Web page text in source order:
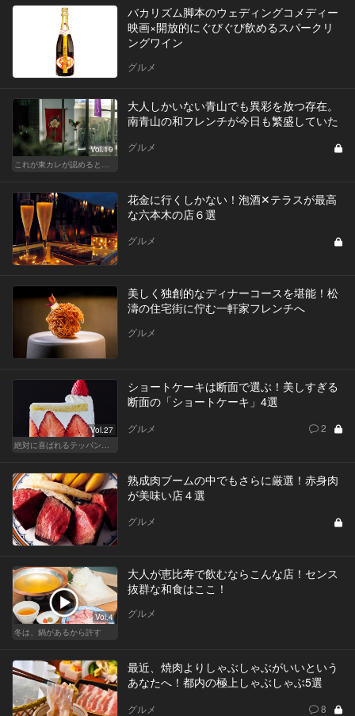
バカリズム脚本のウェディングコメディー
映画×開放的にぐびぐび飲めるスパークリ
ングワイン
グルメ
Vol.19
これが東カレが認めるとっておきの隠れ家
大人しかいない青山でも異彩を放つ存在。
南青山の和フレンチが今日も繁盛していた
グルメ
花金に行くしかない！泡酒✕テラスが最高
な六本木の店６選
グルメ
美しく独創的なディナーコースを堪能！松
濤の住宅街に佇む一軒家フレンチへ
グルメ
Vol.27
絶対に喜ばれるテッパン手土産
ショートケーキは断面で選ぶ！美しすぎる
断面の「ショートケーキ」4選
グルメ 2
熟成肉ブームの中でもさらに厳選！赤身肉
が美味い店４選
グルメ
Vol.4
冬は、鍋があるから許す
大人が恵比寿で飲むならこんな店！センス
抜群な和食はここ！
グルメ
最近、焼肉よりしゃぶしゃぶがいいという
あなたへ！都内の極上しゃぶしゃぶ5選
グルメ 8